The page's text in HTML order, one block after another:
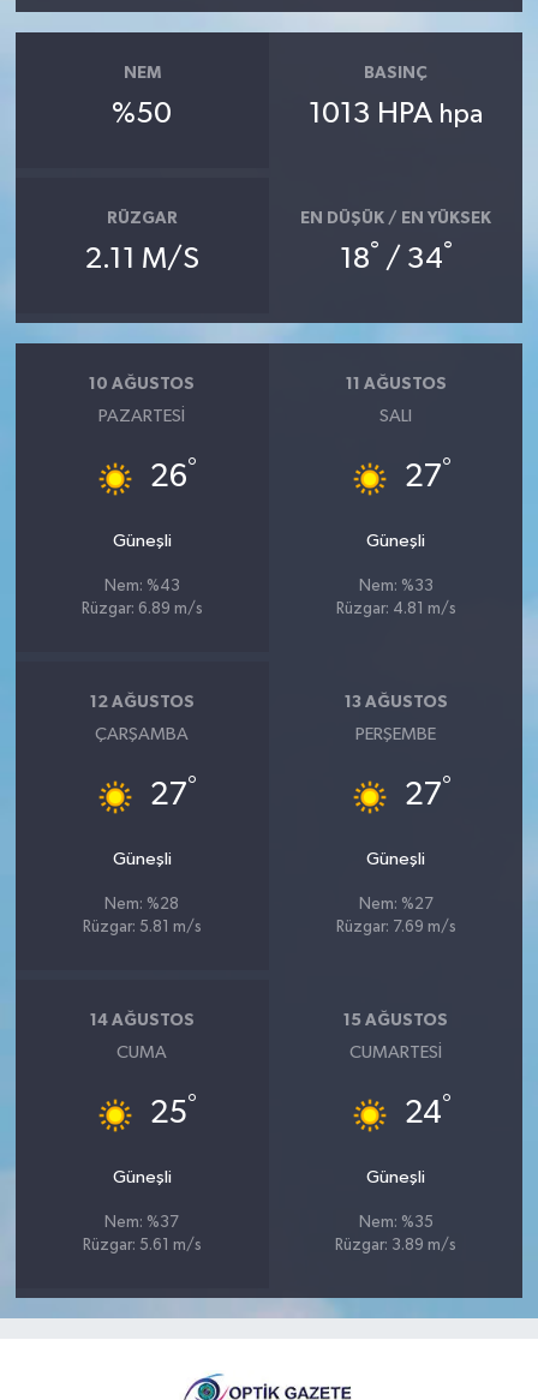
NEM
%50
BASINÇ
1013 HPA hpa
RÜZGAR
2.11 M/S
EN DÜŞÜK / EN YÜKSEK
18° / 34°
10 AĞUSTOS
PAZARTESI
26°
Güneşli
Nem: %43
Rüzgar: 6.89 m/s
11 AĞUSTOS
SALI
27°
Güneşli
Nem: %33
Rüzgar: 4.81 m/s
12 AĞUSTOS
ÇARŞAMBA
27°
Güneşli
Nem: %28
Rüzgar: 5.81 m/s
13 AĞUSTOS
PERŞEMBE
27°
Güneşli
Nem: %27
Rüzgar: 7.69 m/s
14 AĞUSTOS
CUMA
25°
Güneşli
Nem: %37
Rüzgar: 5.61 m/s
15 AĞUSTOS
CUMARTESI
24°
Güneşli
Nem: %35
Rüzgar: 3.89 m/s